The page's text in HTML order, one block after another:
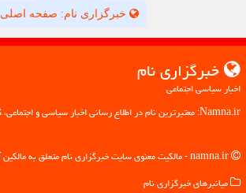
خبرگزاری نام: صفحه اصلی
خبرگزاری نام
اخبار سیاسی اجتماعی
Namna.ir: معتبرترین نام در اطلاع رسانی اخبار سیاسی و اجتماعی، گامی مطمئن به سوی آگاهی
میانبرهای خبرگزاری نام